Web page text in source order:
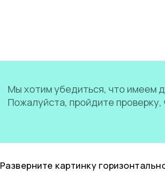
Мы хотим убедиться, что имеем
Пожалуйста, пройдите
Разверните картинку